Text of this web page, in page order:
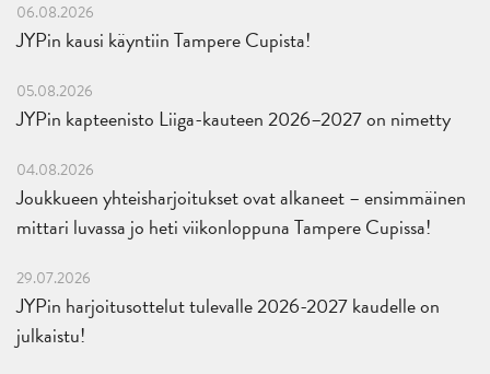
06.08.2026
JYPin kausi käyntiin Tampere Cupista!
05.08.2026
JYPin kapteenisto Liiga-kauteen 2026–2027 on nimetty
04.08.2026
Joukkueen yhteisharjoitukset ovat alkaneet – ensimmäinen
mittari luvassa jo heti viikonloppuna Tampere Cupissa!
29.07.2026
JYPin harjoitusottelut tulevalle 2026-2027 kaudelle on
julkaistu!